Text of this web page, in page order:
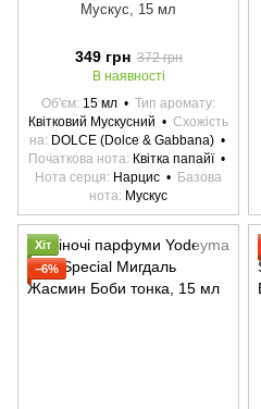
Мускус, 15 мл
349 грн 372 грн
В наявності
Об'єм 15 мл
Тип аромату
Квітковий Мускусний
Схожість
на
DOLCE (Dolce & Gabbana)
Початкова нота Квітка папайї
Нота серця
Нарцис
Базова
нота Мускус
Хіт
−6%